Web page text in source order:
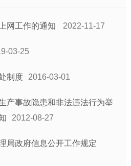
网工作的通知 2022-11-17
03-25
制度 2016-03-01
产事故隐患和非法违法行为举
2012-08-27
局政府信息公开工作规定